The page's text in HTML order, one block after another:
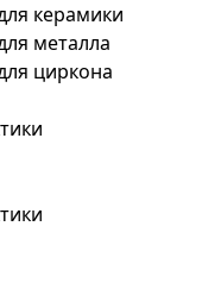
керамики
металла
циркона